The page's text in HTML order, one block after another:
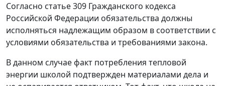
Согласно статье 309 Гражданского кодекса
Российской Федерации обязательства должны
исполняться надлежащим образом в соответствии с
условиями обязательства и требованиями закона.
В данном случае факт потребления тепловой
энергии школой подтвержден материалами дела и